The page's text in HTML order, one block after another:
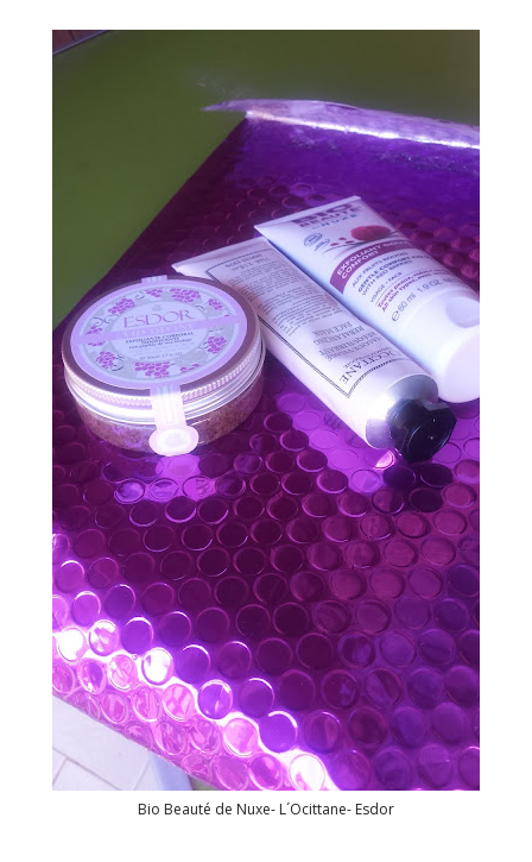
Bio Beauté de Nuxe- L´Ocittane- Esdor